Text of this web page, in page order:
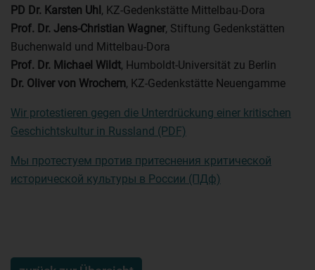
PD Dr. Karsten Uhl , KZ-Gedenkstätte Mittelbau-Dora
Prof. Dr. Jens-Christian Wagner, Stiftung Gedenkstätten
Buchenwald und Mittelbau-Dora
Prof. Dr. Michael Wildt, Humboldt-Universität zu Berlin
Dr. Oliver von Wrochem, KZ-Gedenkstätte Neuengamme
Wir protestieren gegen die Unterdrückung einer kritischen
Geschichtskultur in Russland (PDF)
Мы протестуем против притеснения критической
исторической культуры в России (ПДф)